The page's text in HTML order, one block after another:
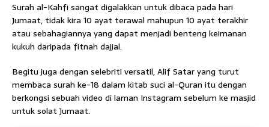
Surah al-Kahfi sangat digalakkan untuk dibaca pada hari
Jumaat, tidak kira 10 ayat terawal mahupun 10 ayat terakhir
atau sebahagiannya yang dapat menjadi benteng keimanan
kukuh daripada fitnah dajjal.
Begitu juga dengan selebriti versatil, Alif Satar yang turut
membaca surah ke-18 dalam kitab suci al-Quran itu dengan
berkongsi sebuah video di laman Instagram sebelum ke masjid
untuk solat Jumaat.